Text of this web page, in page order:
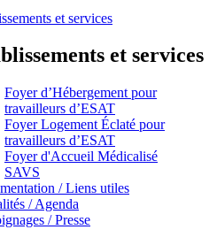
et services
et services
Foyer d’Hébergement pour
travailleurs d’ESAT
Foyer Logement Éclaté pour
travailleurs d’ESAT
Foyer d'Accueil Médicalisé
SAVS
/ Liens utiles
/ Agenda
/ Presse